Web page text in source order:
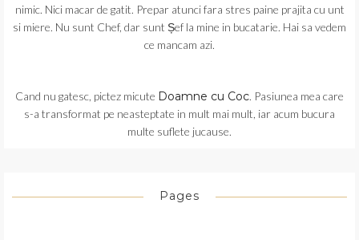
nimic. Nici macar de gatit. Prepar atunci fara stres paine prajita cu unt
si miere. Nu sunt Chef, dar sunt Șef la mine in bucatarie. Hai sa vedem
ce mancam azi.
Cand nu gatesc, pictez micute Doamne cu Coc. Pasiunea mea care
s-a transformat pe neasteptate in mult mai mult, iar acum bucura
multe suflete jucause.
Pages